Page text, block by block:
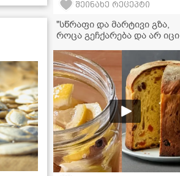
შეინახე რეცეპტი
"სწრაფი და მარტივი გზა,
როცა გეჩქარება და არ იცი
მომზადება აეროგრილში